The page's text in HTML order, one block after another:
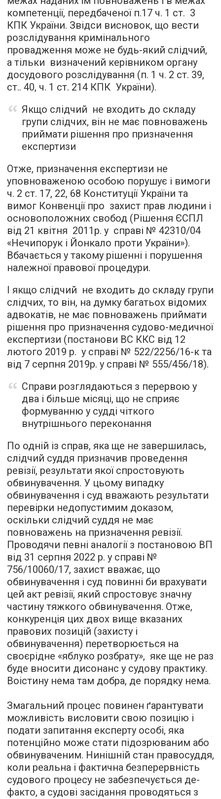
компетенції, передбаченої п.17 ч. 1 ст. 3
КПК України. Звідси висновок, що вести
розслідування кримінального
провадження може не будь-який слідчий,
а тільки визначений керівником органу
досудового розслідування (п. 1 ч. 2 ст. 39,
ст.. 40, ч. 1 ст. 214 КПК України).
Якщо слідчий не входить до складу
групи слідчих, він не має повноважень
приймати рішення про призначення
експертизи
Отже, призначення експертизи не
уповноваженою особою порушує і вимоги
ч. 2 ст. 17, 22, 68 Конституції України та
вимог Конвенції про захист прав людини і
основоположних свобод (Рішення ЄСПЛ
від 21 квітня 2011р. у справі № 42310/04
«Нечипорук і Йонкало проти України»).
Вбачається у такому рішенні і порушення
належної правової процедури.
І якщо слідчий не входить до складу групи
слідчих, то він, на думку багатьох відомих
адвокатів, не має повноважень приймати
рішення про призначення судово-медичної
експертизи (постанови ВС ККС від 12
лютого 2019 р. у справі № 522/2256/16-к та
від 7 серпня 2019р. у справі № 555/456/18).
Справи розглядаються з перервою у
два і більше місяці, що не сприяє
формуванню у судді чіткого
внутрішнього переконання
По одній із справ, яка ще не завершилась,
слідчий суддя призначив проведення
ревізії, результати якої спростовують
обвинувачення. У цьому випадку
обвинувачення і суд вважають результати
перевірки недопустимим доказом,
оскільки слідчий суддя не має
повноважень на призначення ревізії.
Проводячи певні аналогії з постановою ВП
від 31 серпня 2022 р. у справі №
756/10060/17, захист вважає, що
обвинувачення і суд повинні би врахувати
цей акт ревізії, який спростовує значну
частину тяжкого обвинувачення. Отже,
конкуренція цих двох вище вказаних
правових позицій (захисту і
обвинувачення) перетворюється на
своєрідне «яблуко розбрату», яке ще не раз
буде вносити дисонанс у судову практику.
Воістину нема там добра, де порядку нема.
Змагальний процес повинен ґарантувати
можливість висловити свою позицію і
подати запитання експерту особі, яка
потенційно може стати підозрюваним або
обвинуваченим. Нинішній стан правосуддя,
коли реальна і фактична безперервність
судового процесу не забезпечується де-
факто, а судові засідання проводяться з